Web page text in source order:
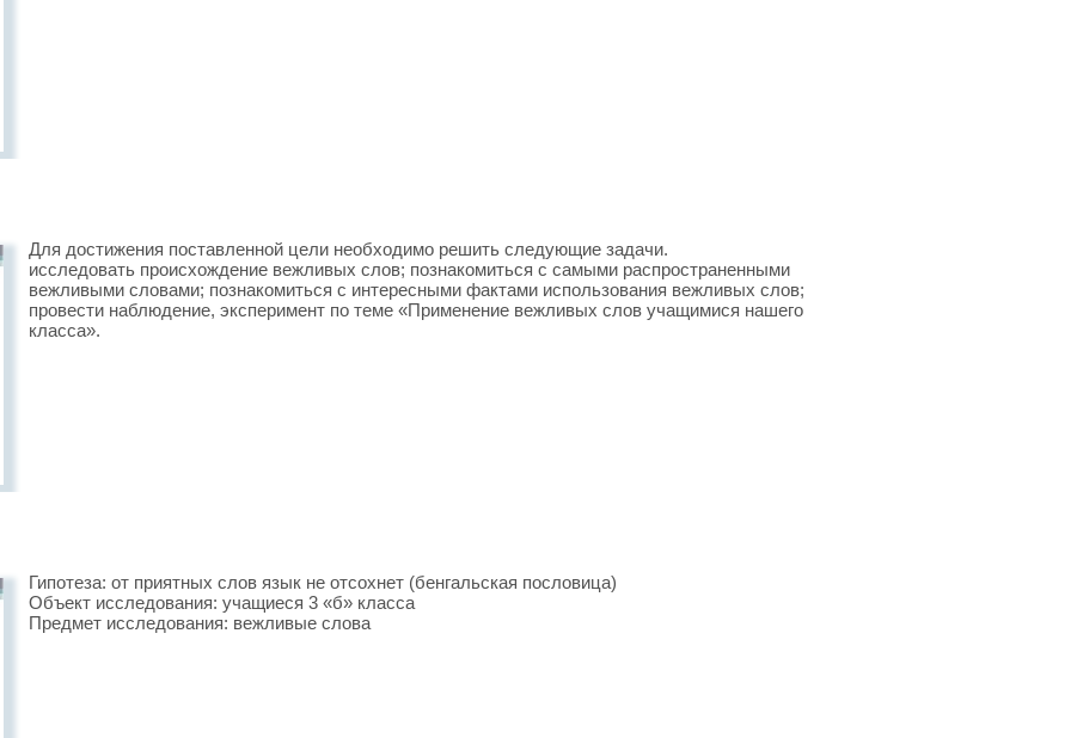
Для достижения поставленной цели необходимо решить следующие задачи.
исследовать происхождение вежливых слов; познакомиться с самыми распространенными
вежливыми словами; познакомиться с интересными фактами использования вежливых слов;
провести наблюдение, эксперимент по теме «Применение вежливых слов учащимися нашего
класса».
Гипотеза: от приятных слов язык не отсохнет (бенгальская пословица)
Объект исследования: учащиеся 3 «б» класса
Предмет исследования: вежливые слова